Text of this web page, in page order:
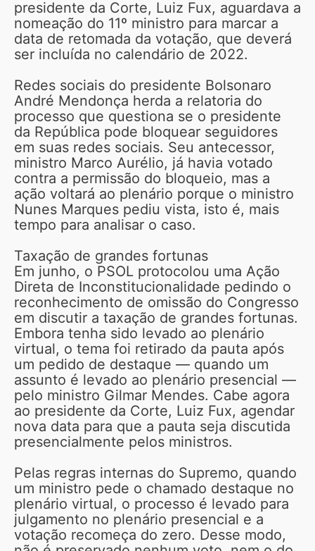
presidente da Corte, Luiz Fux, aguardava a
nomeação do 11º ministro para marcar a
data de retomada da votação, que deverá
ser incluída no calendário de 2022.
Redes sociais do presidente Bolsonaro
André Mendonça herda a relatoria do
processo que questiona se o presidente
da República pode bloquear seguidores
em suas redes sociais. Seu antecessor,
ministro Marco Aurélio, já havia votado
contra a permissão do bloqueio, mas a
ação voltará ao plenário porque o ministro
Nunes Marques pediu vista, isto é, mais
tempo para analisar o caso.
Taxação de grandes fortunas
Em junho, o PSOL protocolou uma Ação
Direta de Inconstitucionalidade pedindo o
reconhecimento de omissão do Congresso
em discutir a taxação de grandes fortunas.
Embora tenha sido levado ao plenário
virtual, o tema foi retirado da pauta após
um pedido de destaque — quando um
assunto é levado ao plenário presencial —
pelo ministro Gilmar Mendes. Cabe agora
ao presidente da Corte, Luiz Fux, agendar
nova data para que a pauta seja discutida
presencialmente pelos ministros.
Pelas regras internas do Supremo, quando
um ministro pede o chamado destaque no
plenário virtual, o processo é levado para
julgamento no plenário presencial e a
votação recomeça do zero. Desse modo,